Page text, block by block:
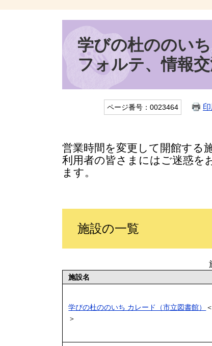
学びの杜ののい
フォルテ、情報
ページ番号：0023464
営業時間を変更して開館する
利用者の皆さまにはご迷惑を
ます。
施設の一覧
施設名
学びの杜ののいち カレード（市立図書館）
＞